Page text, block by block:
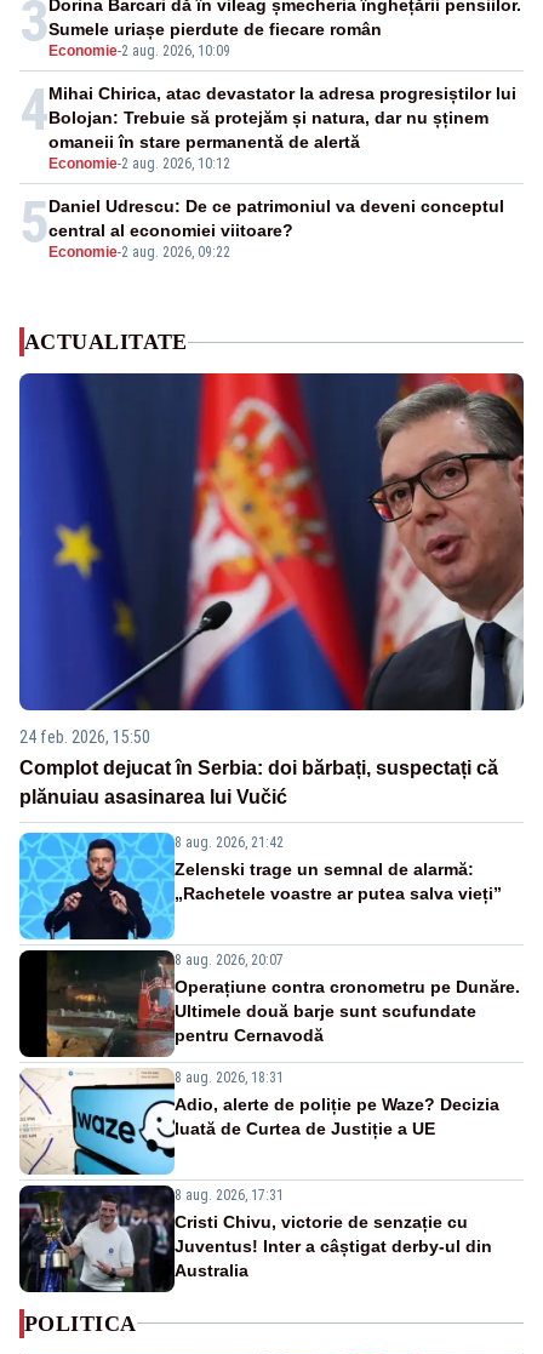
3 Economie-2 aug. 2026, 10:09
Dorina Barcari dă în vileag șmecheria înghețării pensiilor.
Sumele uriașe pierdute de fiecare român
4
Economie-2 aug. 2026, 10:12
Mihai Chirica, atac devastator la adresa progresiștilor lui
Bolojan: Trebuie să protejăm și natura, dar nu șținem
omaneii în stare permanentă de alertă
5 Economie-2 aug. 2026, 09:22
Daniel Udrescu: De ce patrimoniul va deveni conceptul
central al economiei viitoare?
ACTUALITATE
24 feb. 2026, 15:50
Complot dejucat în Serbia: doi bărbați, suspectați că
plănuiau asasinarea lui Vučić
8 aug. 2026, 21:42
Zelenski trage un semnal de alarmă:
„Rachetele voastre ar putea salva vieți”
8 aug. 2026, 20:07
Operațiune contra cronometru pe Dunăre.
Ultimele două barje sunt scufundate
pentru Cernavodă
8 aug. 2026, 18:31
Adio, alerte de poliție pe Waze? Decizia
luată de Curtea de Justiție a UE
8 aug. 2026, 17:31
Cristi Chivu, victorie de senzație cu
Juventus! Inter a câștigat derby-ul din
Australia
POLITICA